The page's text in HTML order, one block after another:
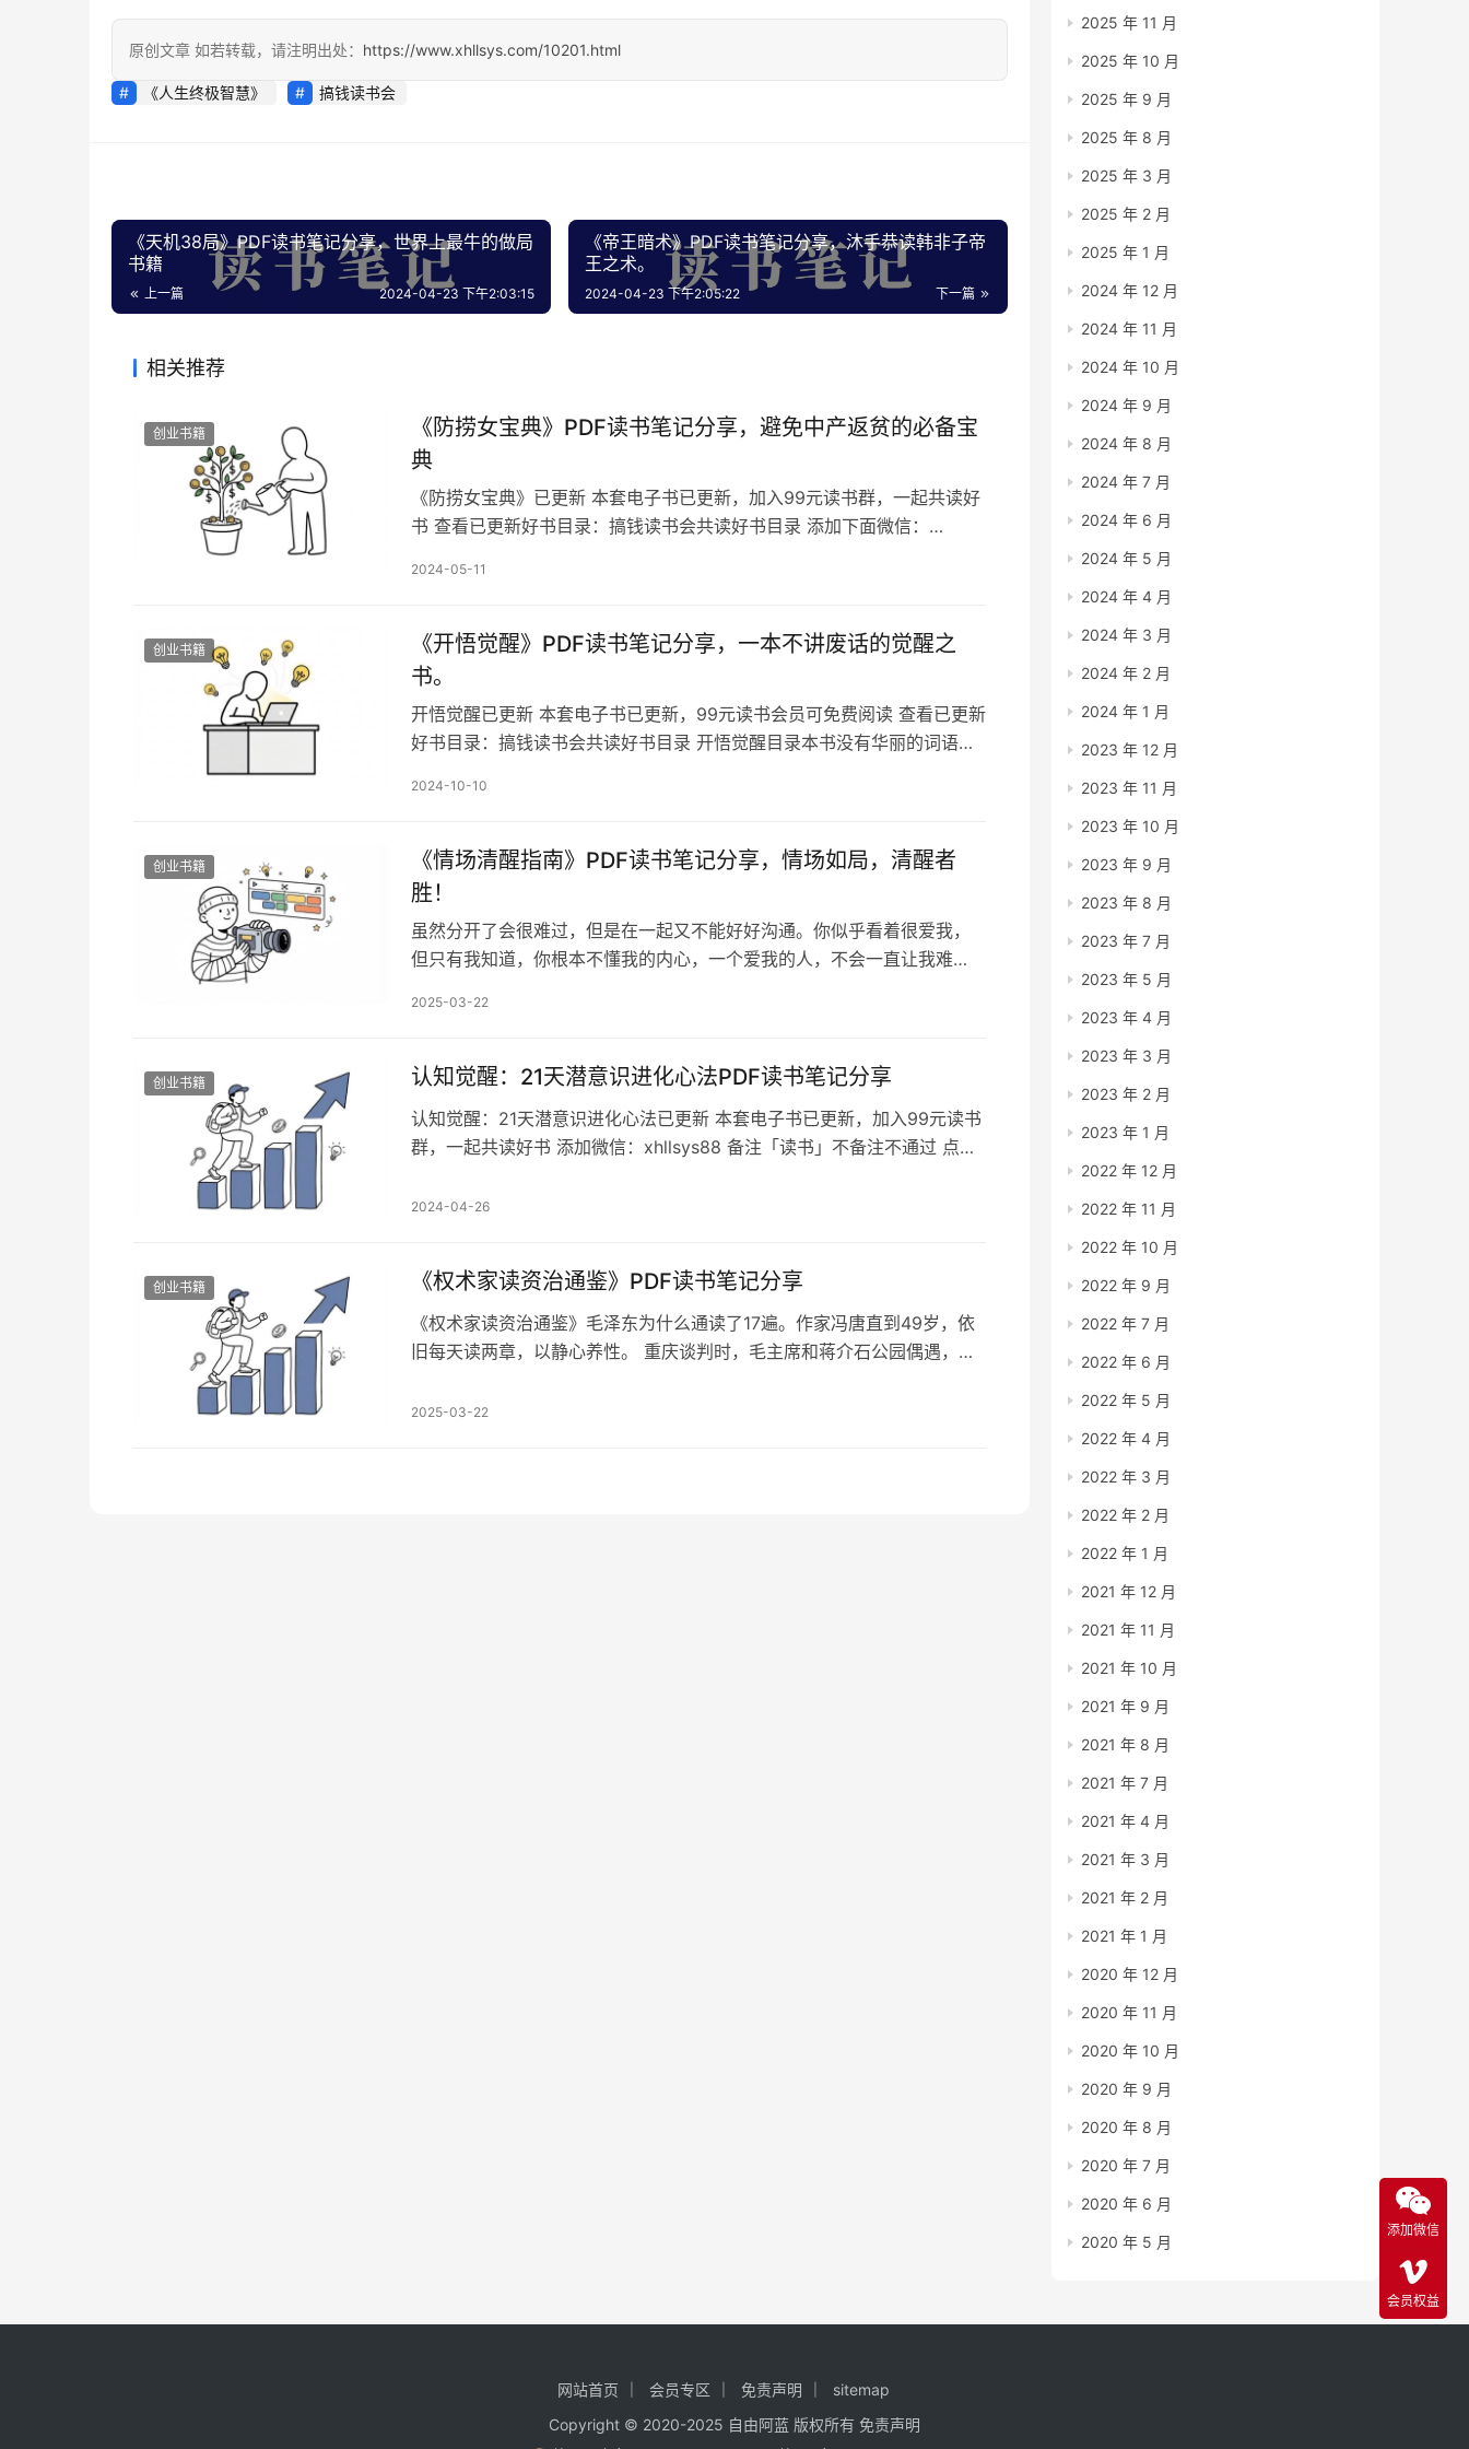
原创文章 如若转载，请注明出处： https://www.xhllsys.com/10201.html
《人生终极智慧》 搞钱读书会
《天机38局》PDF读书笔记分享，世界上最牛的做局
书籍
上一篇 2024-04-23 下午2:03:15
《帝王暗术》PDF读书笔记分享，沐手恭读韩非子帝
王之术。
下一篇
2024-04-23 下午2:05:22
相关推荐
创业书籍
《防捞女宝典》PDF读书笔记分享，避免中产返贫的必备宝
典
《防捞女宝典》已更新 本套电子书已更新，加入99元读书群，一起共读好
书 查看已更新好书目录：搞钱读书会共读好书目录 添加下面微信：
了一个笑话。 谨以此…
2024-05-11
创业书籍
《开悟觉醒》PDF读书笔记分享，一本不讲废话的觉醒之
书。
开悟觉醒已更新 本套电子书已更新，99元读书会员可免费阅读 查看已更新
好书目录：搞钱读书会共读好书目录 开悟觉醒目录本书没有华丽的词语，
2024-10-10
创业书籍
《情‮清场‬醒指南》PDF读书笔记分享，情‮如场‬局，清醒者
胜！
虽然分开了会很难过，但是在一起又不能好好沟通。你似乎看着很爱我，
但只有我知道，你根本不懂我的内心，一个爱我的人，不会一直让我难
的懂我，在我变沉默的那一刻，你就应该知道，…
2025-03-22
创业书籍 认知觉醒：21天潜意识进化心法PDF读书笔记分享
认知觉醒：21天潜意识进化心法已更新 本套电子书已更新，加入99元读书
群，一起共读好书 添加微信：xhllsys88 备注「读书」不备注不通过 点击
心法目录 认知觉醒：21天潜意识进化心法——生命觉醒的身心必修课 潜意
2024-04-26
创业书籍 《权术家读资治通鉴》PDF读书笔记分享
《权术家读资治通鉴》毛泽东为什么通读了17遍。作家冯唐直到49岁，依
旧每天读两章，以静心养性。 重庆谈判时，毛主席和蒋介石公园偶遇，两
秘何在，他轻松回答——「我读《资治通鉴》几十年，它帮助我了解中国
2025-03-22
2025 年 11 月
2025 年 10 月
2025 年 9 月
2025 年 8 月
2025 年 3 月
2025 年 2 月
2025 年 1 月
2024 年 12 月
2024 年 11 月
2024 年 10 月
2024 年 9 月
2024 年 8 月
2024 年 7 月
2024 年 6 月
2024 年 5 月
2024 年 4 月
2024 年 3 月
2024 年 2 月
2024 年 1 月
2023 年 12 月
2023 年 11 月
2023 年 10 月
2023 年 9 月
2023 年 8 月
2023 年 7 月
2023 年 5 月
2023 年 4 月
2023 年 3 月
2023 年 2 月
2023 年 1 月
2022 年 12 月
2022 年 11 月
2022 年 10 月
2022 年 9 月
2022 年 7 月
2022 年 6 月
2022 年 5 月
2022 年 4 月
2022 年 3 月
2022 年 2 月
2022 年 1 月
2021 年 12 月
2021 年 11 月
2021 年 10 月
2021 年 9 月
2021 年 8 月
2021 年 7 月
2021 年 4 月
2021 年 3 月
2021 年 2 月
2021 年 1 月
2020 年 12 月
2020 年 11 月
2020 年 10 月
2020 年 9 月
2020 年 8 月
2020 年 7 月
2020 年 6 月
2020 年 5 月
网站首页 会员专区 免责声明
sitemap
Copyright © 2020-2025 自由阿蓝 版权所有 免责声明
添加微信
会员权益